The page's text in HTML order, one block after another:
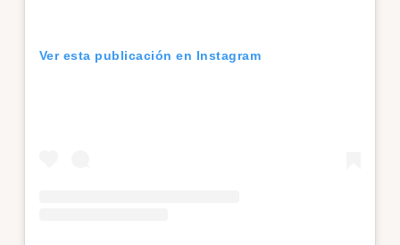
Ver esta publicación en Instagram